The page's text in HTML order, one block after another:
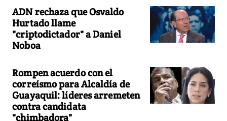
ADN rechaza que Osvaldo
Hurtado llame
"criptodictador" a Daniel
Noboa
Rompen acuerdo con el
correísmo para Alcaldía de
Guayaquil: líderes arremeten
contra candidata
"chimbadora"